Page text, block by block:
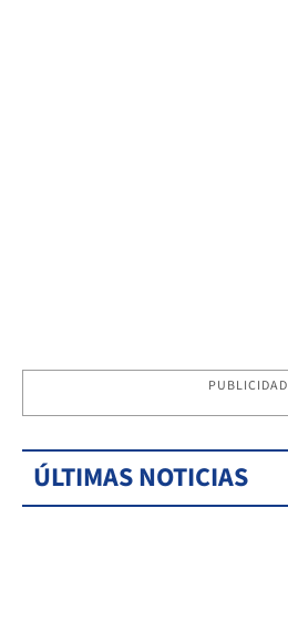
PUBLICIDAD
ÚLTIMAS NOTICIAS